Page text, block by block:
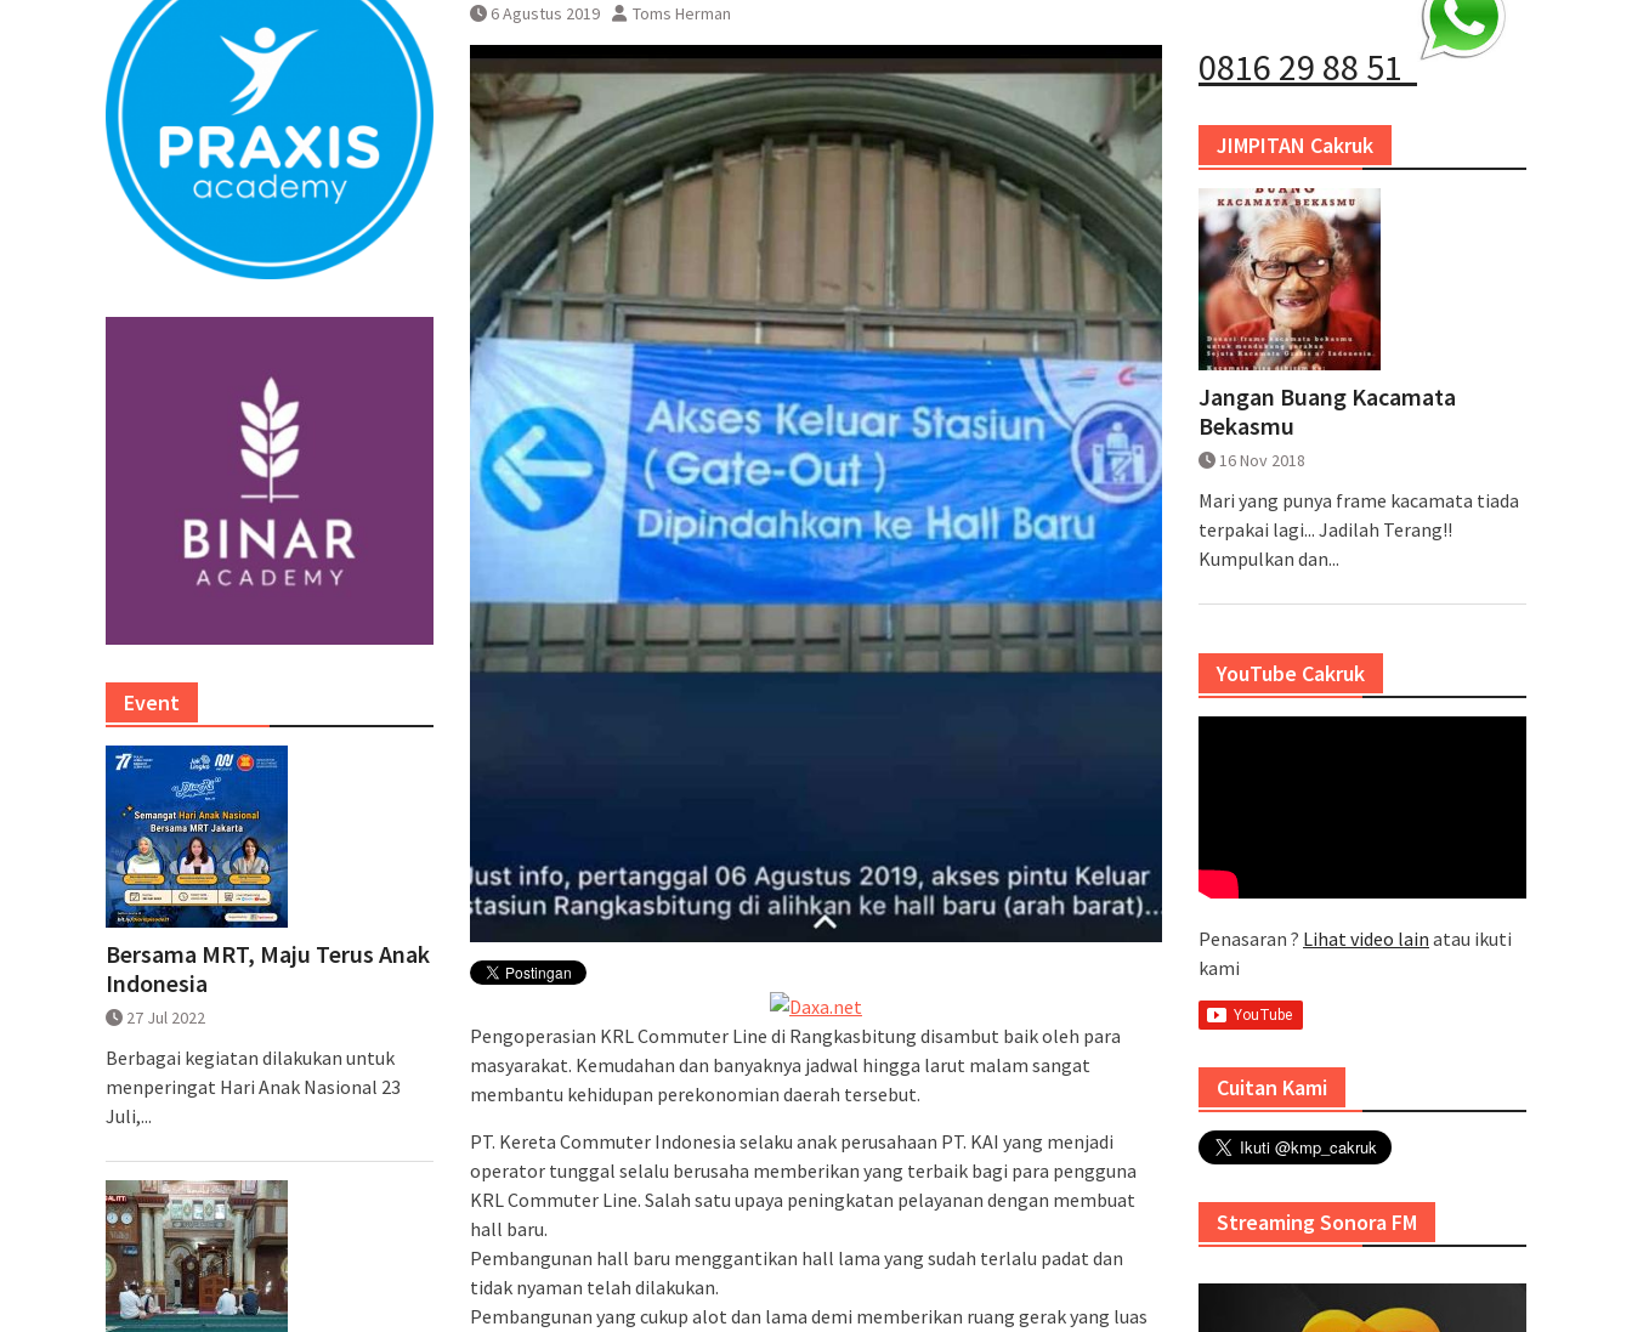
Bandara YIA Yogyakarta
6 Agustus 2019 Toms Herman
Pengoperasian KRL Commuter Line di Rangkasbitung disambut baik oleh para
masyarakat. Kemudahan dan banyaknya jadwal hingga larut malam sangat
membantu kehidupan perekonomian daerah tersebut.
PT. Kereta Commuter Indonesia selaku anak perusahaan PT. KAI yang menjadi
operator tunggal selalu berusaha memberikan yang terbaik bagi para pengguna
KRL Commuter Line. Salah satu upaya peningkatan pelayanan dengan membuat
hall baru.
Pembangunan hall baru menggantikan hall lama yang sudah terlalu padat dan
tidak nyaman telah dilakukan.
Pembangunan yang cukup alot dan lama demi memberikan ruang gerak yang luas
0816 29 88 51
JIMPITAN Cakruk
Jangan Buang Kacamata
Bekasmu
16 Nov 2018
Mari yang punya frame kacamata tiada
terpakai lagi... Jadilah Terang!!
Kumpulkan dan...
YouTube Cakruk
Penasaran ? Lihat video lain atau ikuti
kami
Cuitan Kami
Streaming Sonora FM
Event
Bersama MRT, Maju Terus Anak
Indonesia
27 Jul 2022
Berbagai kegiatan dilakukan untuk
menperingat Hari Anak Nasional 23
Juli,...